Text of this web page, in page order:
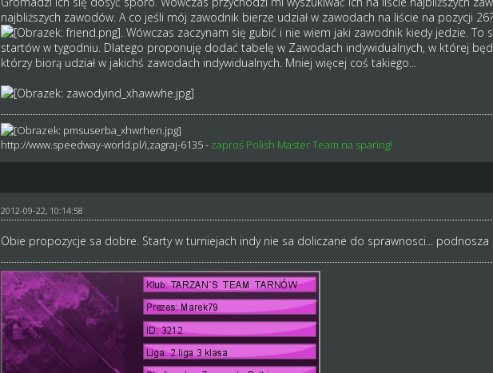
najbliższych zawodów. A co jeśli mój zawodnik bierze udział w zawodach na liście na pozycji
. Wówczas zaczynam się gubić i nie wiem jaki zawodnik kiedy jedzie.
startów w tygodniu. Dlatego proponuję dodać tabelę w Zawodach indywidualnych, w której
którzy biorą udział w jakichś zawodach indywidualnych. Mniej więcej coś takiego...
http://www.speedway-world.pl/i,zagraj-6135- zaproś Polish Master Team na sparing!
2012-09-22, 10:14:58
Obie propozycje sa dobre. Starty w turniejach indy nie sa doliczane do sprawnosci... podnosza